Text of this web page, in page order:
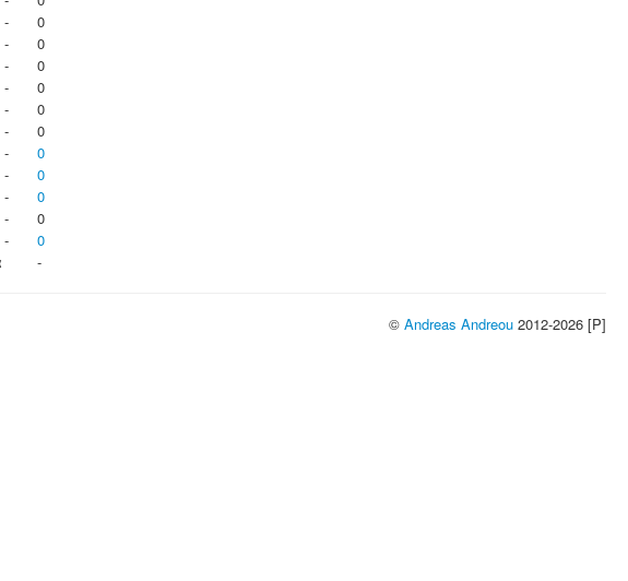
-
0
-
0
-
0
-
0
-
0
-
0
-
0
-
0
-
0
-
0
-
0
-
© Andreas Andreou 2012-2026 [P]